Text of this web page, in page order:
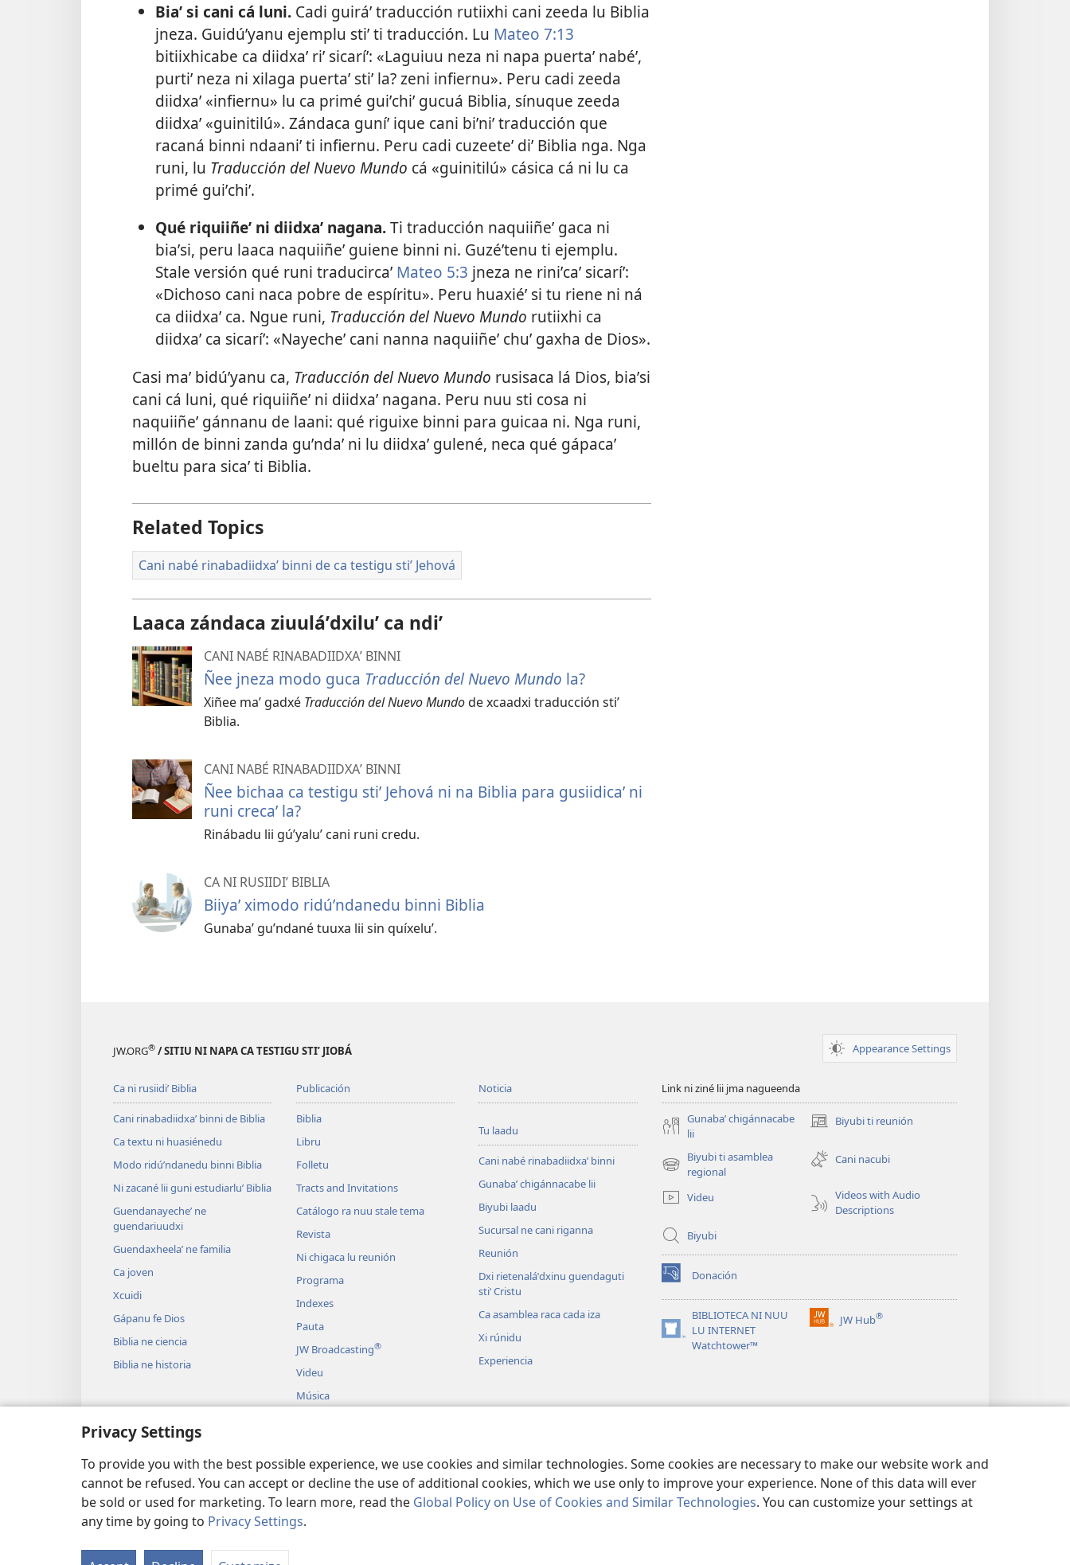
Privacy Settings
To provide you with the best possible experience, we use cookies and similar technologies. Some cookies are necessary to make our website work and
cannot be refused. You can accept or decline the use of additional cookies, which we use only to improve your experience. None of this data will ever
be sold or used for marketing. To learn more, read the Global Policy on Use of Cookies and Similar Technologies. You can customize your settings at
any time by going to Privacy Settings.
Biaʼ si cani cá luni.Cadi guiráʼ traducción rutiixhi cani zeeda lu Biblia
jneza. Guidúʼyanu ejemplu stiʼ ti traducción. Lu Mateo 7:13
bitiixhicabe ca diidxaʼ riʼ sicaríʼ: «Laguiuu neza ni napa puertaʼ nabéʼ,
purtiʼ neza ni xilaga puertaʼ stiʼ la? zeni infiernu». Peru cadi zeeda
diidxaʼ «infiernu» lu ca primé guiʼchiʼ gucuá Biblia, sínuque zeeda
diidxaʼ «guinitilú». Zándaca guníʼ ique cani biʼniʼ traducción que
racaná binni ndaaniʼ ti infiernu. Peru cadi cuzeeteʼ diʼ Biblia nga. Nga
runi, lu Traducción del Nuevo Mundo cá «guinitilú» cásica cá ni lu ca
primé guiʼchiʼ.
Qué riquiiñeʼ ni diidxaʼ nagana.Ti traducción naquiiñeʼ gaca ni
biaʼsi, peru laaca naquiiñeʼ guiene binni ni. Guzéʼtenu ti ejemplu.
Stale versión qué runi traducircaʼ Mateo 5:3 jneza ne riniʼcaʼ sicaríʼ:
«Dichoso cani naca pobre de espíritu». Peru huaxiéʼ si tu riene ni ná
ca diidxaʼ ca. Ngue runi, Traducción del Nuevo Mundo rutiixhi ca
diidxaʼ ca sicaríʼ: «Nayecheʼ cani nanna naquiiñeʼ chuʼ gaxha de Dios».
Casi maʼ bidúʼyanu ca, Traducción del Nuevo Mundo rusisaca lá Dios, biaʼsi
cani cá luni, qué riquiiñeʼ ni diidxaʼ nagana. Peru nuu sti cosa ni
naquiiñeʼ gánnanu de laani: qué riguixe binni para guicaa ni. Nga runi,
millón de binni zanda guʼndaʼ ni lu diidxaʼ gulené, neca qué gápacaʼ
bueltu para sicaʼ ti Biblia.
Related Topics
Cani nabé rinabadiidxaʼ binni de ca testigu stiʼ Jehová
Laaca zándaca ziuuláʼdxiluʼ ca ndiʼ
CANI NABÉ RINABADIIDXAʼ BINNI
Ñee jneza modo guca Traducción del Nuevo Mundo la?
Xiñee maʼ gadxé Traducción del Nuevo Mundode xcaadxi traducción stiʼ
Biblia.
CANI NABÉ RINABADIIDXAʼ BINNI
Ñee bichaa ca testigu stiʼ Jehová ni na Biblia para gusiidicaʼ ni
runi crecaʼ la?
Rinábadu lii gúʼyaluʼ cani runi credu.
CA NI RUSIIDIʼ BIBLIA
Biiyaʼ ximodo ridúʼndanedu binni Biblia
Gunabaʼ guʼndané tuuxa lii sin quíxeluʼ.
JW.ORG® / SITIU NI NAPA CA TESTIGU STIʼ JIOBÁ Appearance Settings
Ca ni rusiidiʼ Biblia
Cani rinabadiidxaʼ binni de Biblia
Ca textu ni huasiénedu
Modo ridúʼndanedu binni Biblia
Ni zacané lii guni estudiarluʼ Biblia
Guendanayecheʼ ne
guendariuudxi
Guendaxheelaʼ ne familia
Ca joven
Xcuidi
Gápanu fe Dios
Biblia ne ciencia
Biblia ne historia
Publicación
Biblia
Libru
Folletu
Tracts and Invitations
Catálogo ra nuu stale tema
Revista
Ni chigaca lu reunión
Programa
Indexes
Pauta
JW Broadcasting®
Videu
Música
drama
Noticia
Tu laadu
Cani nabé rinabadiidxaʼ binni
Gunabaʼ chigánnacabe lii
Biyubi laadu
Sucursal ne cani riganna
Reunión
Dxi rietenaláˈdxinu guendaguti
stiˈ Cristu
Ca asamblea raca cada iza
Xi rúnidu
Experiencia
Link ni ziné lii jma nagueenda
Gunabaʼ chigánnacabe
lii
Biyubi ti reunión
(opens
window)
Biyubi ti asamblea
regional
(opens
window)
Cani nacubi
Videu
Videos with Audio
Descriptions
Biyubi
Donación
(opens
new
window)BIBLIOTECA NI NUU
LU INTERNET
Watchtower™
(opens
JW Hub®
(opens
Copyright © 2026 Watch Tower Bible and Tract Society of Pennsylvania.